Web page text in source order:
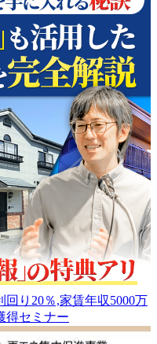
回り20％,家賃年収5000万
得セミナー